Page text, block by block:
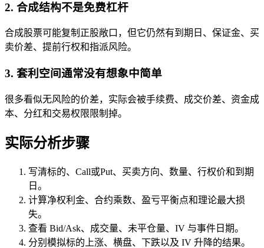
2. 合成结构不是免费杠杆
合成股票可能复制正股敞口，但它仍然有到期日、保证金、买
卖价差、提前行权和指派风险。
3. 套利空间通常没有想象中简单
很多看似无风险的价差，实际会被手续费、成交价差、资金成
本、分红和交易权限限制掉。
实际分析步骤
写清标的、Call或Put、买卖方向、数量、行权价和到期
日。
计算净权利金、合约乘数、盈亏平衡点和理论最大损
失。
查看 Bid/Ask、成交量、未平仓量、IV 与事件日期。
分别模拟标的上涨、横盘、下跌以及 IV 升降的结果。